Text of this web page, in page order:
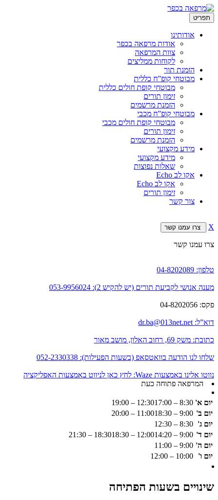
תפריט לדלג
לתוכן
אודותינו
אודות מרפאה בכפר
צוות המרפאה
לקוחות ממליצים
הזמנת תור
מבוטחי קופ”ח כללית
מבוטחי קופת חולים כללית
זימון תורים
הזמנת מרשמים
מבוטחי קופ”ח מכבי
מבוטחי קופת חולים מכבי
זימון תורים
הזמנת מרשמים
מידע מקצועי
מידע מקצועי
שאלות נפוצות
אקו לב Echo
אקו לב Echo
זימון תורים
צור קשר
X צרו עמנו קשר
צרו עמנו קשר
טלפון: 04-8202089
מענה אנושי לקביעת תורים (יש להקיש 2): 053-9956024
פקס: 04-8202056
דוא”ל: dr.ba@013net.net
כתובת: משק 69, רחוב האלון, מושב מאור
שלחו לנו הודעה בוואטסאפ (בשעות הפעילות): 052-2330338
נווטו אלינו באמצעות Waze:
לחץ כאן לניווט באמצעות האפליקציה
המרפאה פתוחה כעת
יום א' 8:30 – 12:30
17:00 – 19:00
יום ב' 9:00 – 11:00
18:30 – 20:00
יום ג' 8:30 – 12:30
יום ד' 9:00 – 12:00
14:20 – 18:30
18:30 – 21:30
יום ה' 9:00 – 11:00
יום ו'
10:00 – 12:00
שינויים בשעות הפתיחה